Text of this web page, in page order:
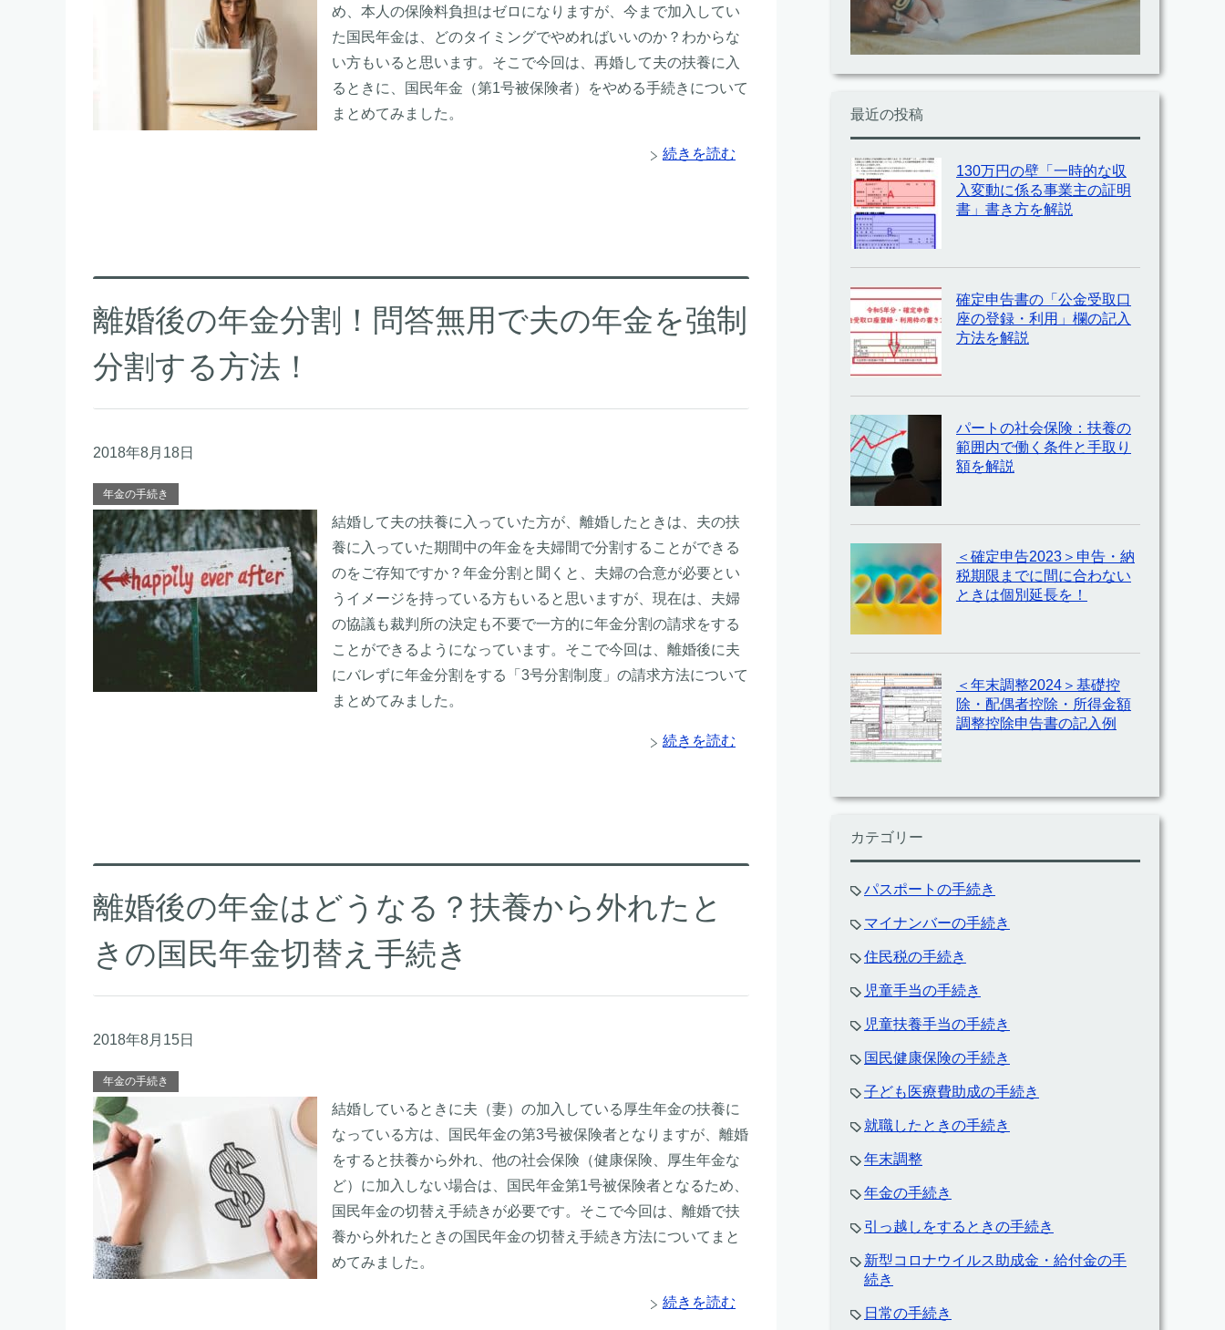
め、本人の保険料負担はゼロになりますが、今まで加入してい
た国民年金は、どのタイミングでやめればいいのか？わからな
い方もいると思います。そこで今回は、再婚して夫の扶養に入
るときに、国民年金（第1号被保険者）をやめる手続きについて
まとめてみました。
続きを読む
離婚後の年金分割！問答無用で夫の年金を強制
分割する方法！
2018年8月18日
年金の手続き
結婚して夫の扶養に入っていた方が、離婚したときは、夫の扶
養に入っていた期間中の年金を夫婦間で分割することができる
のをご存知ですか？年金分割と聞くと、夫婦の合意が必要とい
うイメージを持っている方もいると思いますが、現在は、夫婦
の協議も裁判所の決定も不要で一方的に年金分割の請求をする
ことができるようになっています。そこで今回は、離婚後に夫
にバレずに年金分割をする「3号分割制度」の請求方法について
まとめてみました。
続きを読む
離婚後の年金はどうなる？扶養から外れたと
きの国民年金切替え手続き
2018年8月15日
年金の手続き
結婚しているときに夫（妻）の加入している厚生年金の扶養に
なっている方は、国民年金の第3号被保険者となりますが、離婚
をすると扶養から外れ、他の社会保険（健康保険、厚生年金な
ど）に加入しない場合は、国民年金第1号被保険者となるため、
国民年金の切替え手続きが必要です。そこで今回は、離婚で扶
養から外れたときの国民年金の切替え手続き方法についてまと
めてみました。
続きを読む
最近の投稿
130万円の壁「一時的な収
入変動に係る事業主の証明
書」書き方を解説
確定申告書の「公金受取口
座の登録・利用」欄の記入
方法を解説
パートの社会保険：扶養の
範囲内で働く条件と手取り
額を解説
＜確定申告2023＞申告・納
税期限までに間に合わない
ときは個別延長を！
＜年末調整2024＞基礎控
除・配偶者控除・所得金額
調整控除申告書の記入例
カテゴリー
パスポートの手続き
マイナンバーの手続き
住民税の手続き
児童手当の手続き
児童扶養手当の手続き
国民健康保険の手続き
子ども医療費助成の手続き
就職したときの手続き
年末調整
年金の手続き
引っ越しをするときの手続き
新型コロナウイルス助成金・給付金の手
続き
日常の手続き